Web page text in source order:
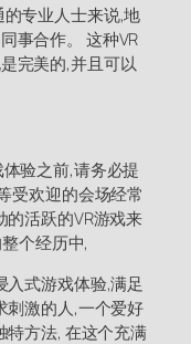
专业人士来说,地
事合作。 这种VR
完美的,并且可以
验之前,请务必提
受欢迎的会场经常
活跃的VR游戏来
个经历中,
入式游戏体验,满足
刺激的人,一个爱好
特方法, 在这个充满